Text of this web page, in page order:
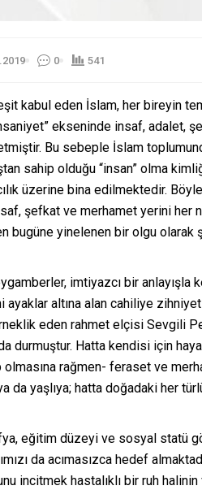
0 541
kabul eden İslam, her bireyin
ekseninde insaf, adalet,
Bu sebeple İslam
sahip olduğu “insan” olma
üzerine bina edilmektedir.
şefkat ve merhamet yerini her
bugüne yinelenen bir olgu
imtiyazcı bir
ayaklar altına alan cahiliye
eden rahmet elçisi Sevgili
durmuştur. Hatta kendisi için
rağmen- feraset ve
da yaşlıya; hatta doğadaki her
eğitim düzeyi ve sosyal statü
da acımasızca hedef
incitmek hastalıklı bir ruh